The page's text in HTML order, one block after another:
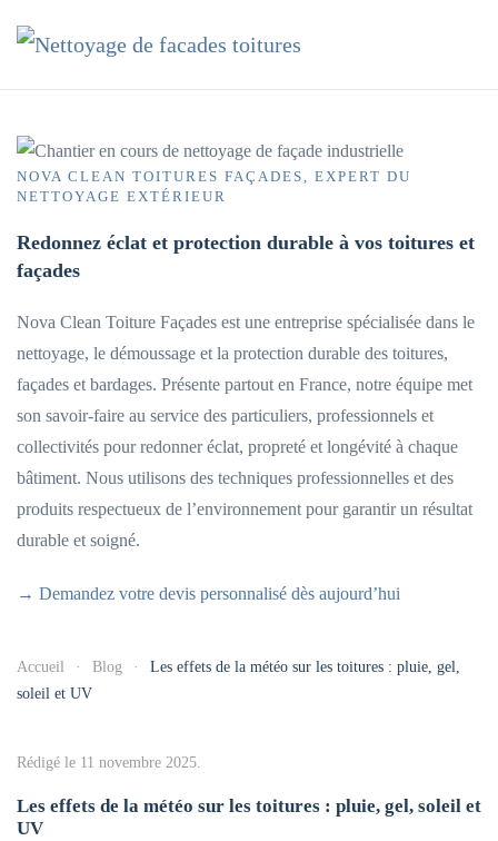
Accéder au contenu principal
NOVA CLEAN TOITURES FAÇADES, EXPERT DU
NETTOYAGE EXTÉRIEUR
Redonnez éclat et protection durable à vos toitures et
façades
Nova Clean Toiture Façades est une entreprise spécialisée dans le
nettoyage, le démoussage et la protection durable des toitures,
façades et bardages. Présente partout en France, notre équipe met
son savoir-faire au service des particuliers, professionnels et
collectivités pour redonner éclat, propreté et longévité à chaque
bâtiment. Nous utilisons des techniques professionnelles et des
produits respectueux de l’environnement pour garantir un résultat
durable et soigné.
→ Demandez votre devis personnalisé dès aujourd’hui
Accueil Blog
Les effets de la météo sur les toitures : pluie, gel,
soleil et UV
Rédigé le 11 novembre 2025.
Les effets de la météo sur les toitures : pluie, gel, soleil et
UV